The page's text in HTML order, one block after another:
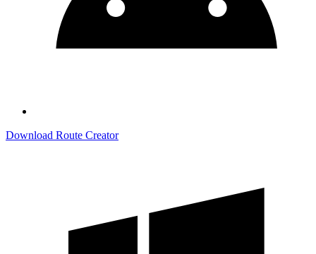
Download Route Creator